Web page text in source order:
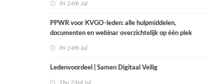
Fri 24th Jul
PPWR voor KVGO-leden: alle hulpmiddelen,
documenten en webinar overzichtelijk op één plek
Fri 24th Jul
Ledenvoordeel | Samen Digitaal Veilig
Thu 23rd Jul